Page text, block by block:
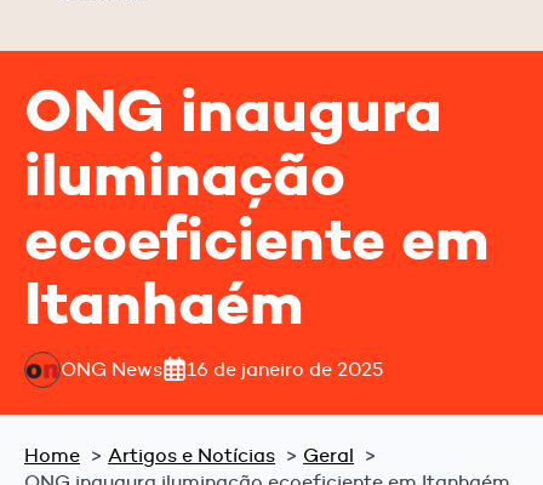
ONG inaugura
iluminação
ecoeficiente em
Itanhaém
ONG News 16 de janeiro de 2025
Home Artigos e Notícias
Geral